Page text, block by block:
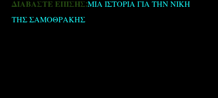
ΔΙΑΒΑΣΤΕ ΕΠΙΣΗΣ:ΜΙΑ ΙΣΤΟΡΙΑ ΓΙΑ ΤΗΝ ΝΙΚΗ
ΤΗΣ ΣΑΜΟΘΡΑΚΗΣ